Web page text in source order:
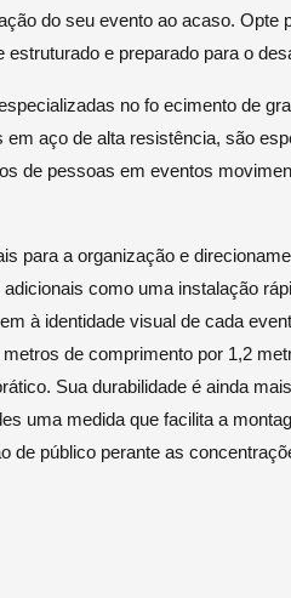
do seu evento ao acaso. Opte
e preparado para o
no fo ecimento de
aço de alta resistência, são
de pessoas em eventos
para a organização e
como uma instalação
à identidade visual de cada
de comprimento por 1,2
Sua durabilidade é ainda
uma medida que facilita a
de público perante as